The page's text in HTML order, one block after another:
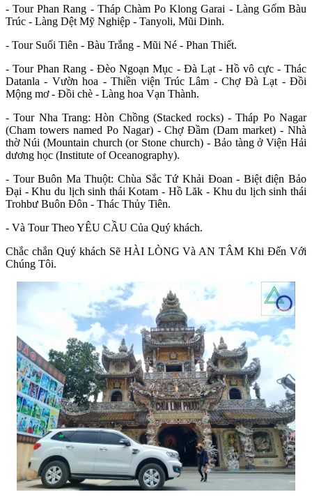
- Tour Phan Rang - Tháp Chàm Po Klong Garai - Làng Gốm Bàu
Trúc - Làng Dệt Mỹ Nghiệp - Tanyoli, Mũi Dinh.
- Tour Suối Tiên - Bàu Trắng - Mũi Né - Phan Thiết.
- Tour Phan Rang - Đèo Ngoạn Mục - Đà Lạt - Hồ vô cực - Thác
Datanla - Vườn hoa - Thiền viện Trúc Lâm - Chợ Đà Lạt - Đồi
Mộng mơ - Đồi chè - Làng hoa Vạn Thành.
- Tour Nha Trang: Hòn Chồng (Stacked rocks) - Tháp Po Nagar
(Cham towers named Po Nagar) - Chợ Đầm (Dam market) - Nhà
thờ Núi (Mountain church (or Stone church) - Bảo tàng ở Viện Hải
dương học (Institute of Oceanography).
- Tour Buôn Ma Thuột: Chùa Sắc Tứ Khải Đoan - Biệt điện Bảo
Đại - Khu du lịch sinh thái Kotam - Hồ Lăk - Khu du lịch sinh thái
Trohbư Buôn Đôn - Thác Thủy Tiên.
- Và Tour Theo YÊU CẦU Của Quý khách.
Chắc chắn Quý khách Sẽ HÀI LÒNG Và AN TÂM Khi Đến Với
Chúng Tôi.